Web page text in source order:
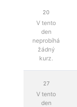
20
V tento
den
neprobíhá
žádný
kurz.
27
V tento
den